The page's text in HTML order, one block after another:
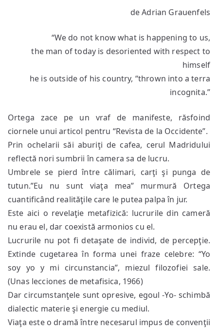
Ortega
y
de Adrian Grauenfels
“We do not know what is happening to us,
the man of today is desoriented with respect to
himself
he is outside of his country, “thrown into a terra
incognita.”
Ortega zace pe un vraf de manifeste, răsfoind
ciornele unui articol pentru “Revista de la Occidente”.
Prin ochelarii săi aburiţi de cafea, cerul Madridului
reflectă nori sumbrii în camera sa de lucru.
Umbrele se pierd între călimari, carţi şi punga de
tutun.”Eu nu sunt viaţa mea” murmură Ortega
cuantificând realităţile care le putea palpa în jur.
Este aici o revelaţie metafizică: lucrurile din cameră
nu erau el, dar coexistă armonios cu el.
Lucrurile nu pot fi detaşate de individ, de percepţie.
Extinde cugetarea în forma unei fraze celebre: “Yo
soy yo y mi circunstancia”, miezul filozofiei sale.
(Unas lecciones de metafisica, 1966)
Dar circumstanţele sunt opresive, egoul -Yo- schimbă
dialectic materie şi energie cu mediul.
Viaţa este o dramă între necesarul impus de convenţii